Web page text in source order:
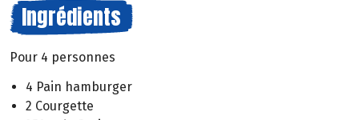
Ingrédients
Pour 4 personnes
4 Pain hamburger
2 Courgette